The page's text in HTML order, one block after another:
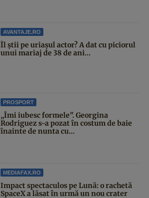
AVANTAJE.RO
Îl știi pe uriașul actor? A dat cu piciorul
unui mariaj de 38 de ani...
PROSPORT
„Îmi iubesc formele”. Georgina
Rodriguez s-a pozat în costum de baie
înainte de nunta cu...
MEDIAFAX.RO
Impact spectaculos pe Lună: o rachetă
SpaceX a lăsat în urmă un nou crater